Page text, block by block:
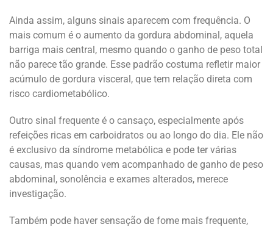
Ainda assim, alguns sinais aparecem com frequência. O
mais comum é o aumento da gordura abdominal, aquela
barriga mais central, mesmo quando o ganho de peso total
não parece tão grande. Esse padrão costuma refletir maior
acúmulo de gordura visceral, que tem relação direta com
risco cardiometabólico.
Outro sinal frequente é o cansaço, especialmente após
refeições ricas em carboidratos ou ao longo do dia. Ele não
é exclusivo da síndrome metabólica e pode ter várias
causas, mas quando vem acompanhado de ganho de peso
abdominal, sonolência e exames alterados, merece
investigação.
Também pode haver sensação de fome mais frequente,